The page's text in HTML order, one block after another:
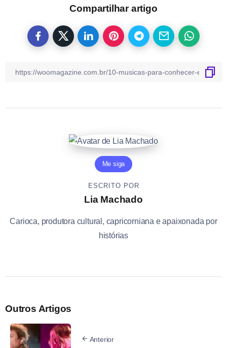
Compartilhar artigo
Me siga
ESCRITO POR
Lia Machado
Carioca, produtora cultural, capricorniana e apaixonada por
histórias
Outros Artigos
Anterior